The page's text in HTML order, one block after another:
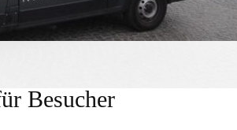
Besucher